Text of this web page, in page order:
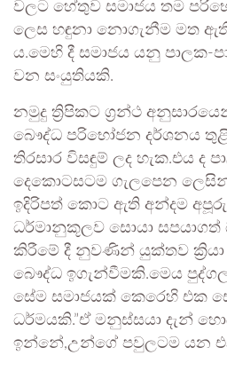
වලට හේතුව සමාජය තම
ලෙස හඳුනා නොගැනීම මත ඇති
ය.මෙහි දී සමාජය යනු පාලක-
වන සංයුතියකි.
නමුදු ත්‍රිපිකට ග්‍රන්ථ
බෞද්ධ පරිභෝජන දර්ශනය
තිරසාර විසඳුම් ලද හැක.එය ද
දෙකොටසටම ගැලපෙන
ඉදිරිපත් කොට ඇති අන්දම
ධර්මානුකූලව සොයා
කිරීමේ දී නුවණින් යුක්තව
බෞද්ධ ඉගැන්වීමකි.මෙය
සේම සමාජයක් කෙරෙහි එක
ධර්මයකි.”ඒ මනුස්සයා දැන්
ඉන්නේ,උන්ගේ පවුලටම යන